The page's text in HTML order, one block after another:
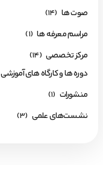
صوت ها (14)
مراسم معرفه ها (1)
مرکز تخصصی (14)
دوره ها و کارگاه های آموزشی
منشورات (1)
نشست‌های علمی (3)